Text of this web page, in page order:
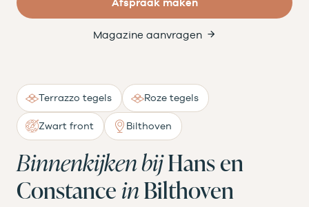
Afspraak maken
Magazine aanvragen
Terrazzo tegels Roze tegels
Zwart front Bilthoven
Binnenkijken bijHans en
ConstanceinBilthoven